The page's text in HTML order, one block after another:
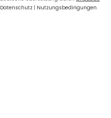
Datenschutz | Nutzungsbedingungen